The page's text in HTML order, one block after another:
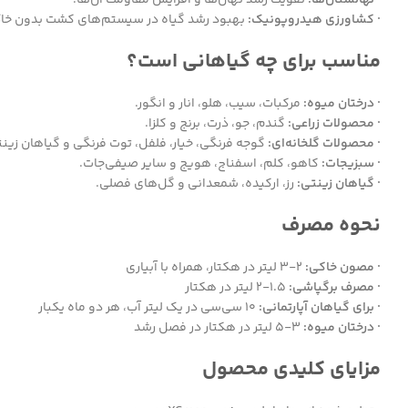
· کشاورزی هیدروپونیک: بهبود رشد گیاه در سیستم‌های کشت بدون
مناسب برای چه گیاهانی است؟
· درختان میوه: مرکبات، سیب، هلو، انار و انگور.
· محصولات زراعی: گندم، جو، ذرت، برنج و کلزا.
· محصولات گلخانه‌ای: گوجه فرنگی، خیار، فلفل، توت فرنگی و گیاهان
· سبزیجات: کاهو، کلم، اسفناج، هویج و سایر صیفی‌جات.
· گیاهان زینتی: رز، ارکیده، شمعدانی و گل‌های فصلی.
نحوه مصرف
· مصون خاکی:
· مصرف برگپاشی:
· برای گیاهان آپارتمانی:
· درختان میوه:
مزایای کلیدی محصول